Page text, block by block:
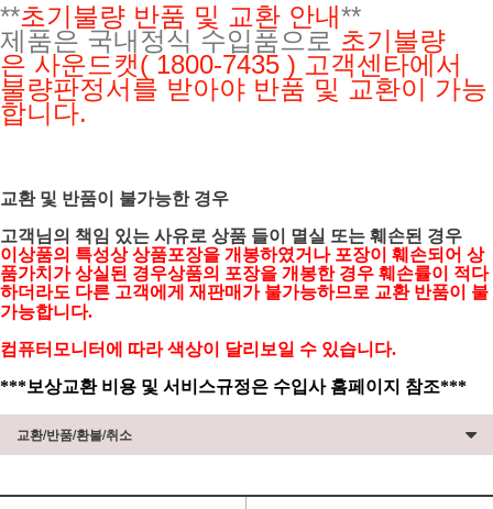
**초기불량 반품 및 교환 안내**
제품은 국내정식 수입품으로 초기불량
은 사운드캣( 1800-7435 ) 고객센타에서
불량판정서를 받아야 반품 및 교환이 가능
합니다.
교환 및 반품이 불가능한 경우
고객님의 책임 있는 사유로 상품 들이 멸실 또는 훼손된 경우
이상품의 특성상 상품포장을 개봉하였거나 포장이 훼손되어 상
품가치가 상실된 경우상품의 포장을 개봉한 경우 훼손률이 적다
하더라도 다른 고객에게 재판매가 불가능하므로 교환 반품이 불
가능합니다.
컴퓨터모니터에 따라 색상이 달리보일 수 있습니다.
***보상교환 비용 및 서비스규정은 수입사 홈페이지 참조***
교환/반품/환불/취소